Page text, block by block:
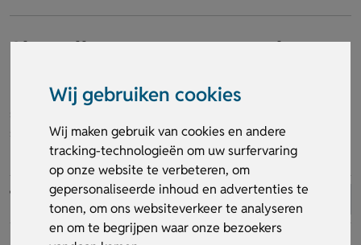
Wij gebruiken cookies
Wij maken gebruik van cookies en andere
tracking-technologieën om uw surfervaring
op onze website te verbeteren, om
gepersonaliseerde inhoud en advertenties te
tonen, om ons websiteverkeer te analyseren
en om te begrijpen waar onze bezoekers
Sleutelhangers van metaal
Met sleutelhangers van metaal heb je een stijlvolle en
stevig materiaal en houden je sleutels beveiligd. Ze zijn
verkrijgbaar in een verscheidenheid aan stijlen en kleuren,
waardoor je er zeker een vindt die bij je past.
Sleutelhangers van metaal zijn ook duurzaam en kunnen
jarenlang meegaan. Het is ook een goede optie als je op
zoek bent naar iets dat veelvoudig gebruikt kan worden. Ze
Lees meer
Er zijn helaas geen resultaten.